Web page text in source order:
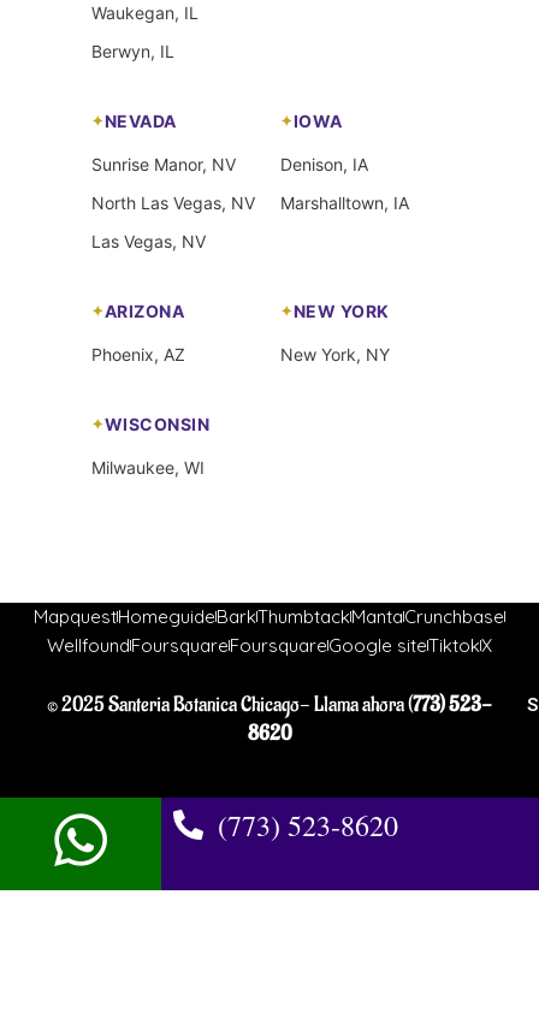
Waukegan, IL
Berwyn, IL
NEVADA
Sunrise Manor, NV
North Las Vegas, NV
Las Vegas, NV
IOWA
Denison, IA
Marshalltown, IA
ARIZONA
Phoenix, AZ
NEW YORK
New York, NY
WISCONSIN
Milwaukee, WI
MapquestHomeguideBarkThumbtackMantaCrunchbase
WellfoundFoursquareFoursquareGoogle siteTiktokX
© 2025 Santeria Botanica Chicago- Llama ahora (773) 523-
8620
(773) 523-8620